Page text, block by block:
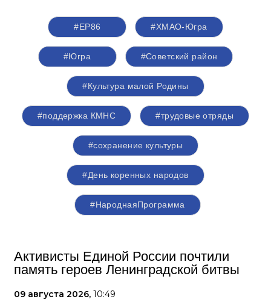
#ЕР86 #ХМАО-Югра
#Югра #Советский район
#Культура малой Родины
#поддержка КМНС #трудовые отряды
#сохранение культуры
#День коренных народов
#НароднаяПрограмма
Активисты Единой России почтили
память героев Ленинградской битвы
09 августа 2026, 10:49